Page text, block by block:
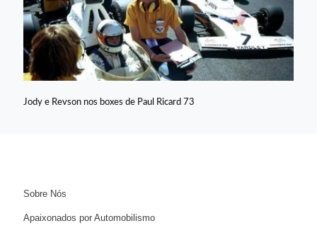
Jody e Revson nos boxes de Paul Ricard 73
Sobre Nós
Apaixonados por Automobilismo